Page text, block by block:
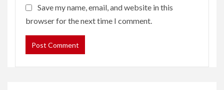
Save my name, email, and website in this
browser for the next time I comment.